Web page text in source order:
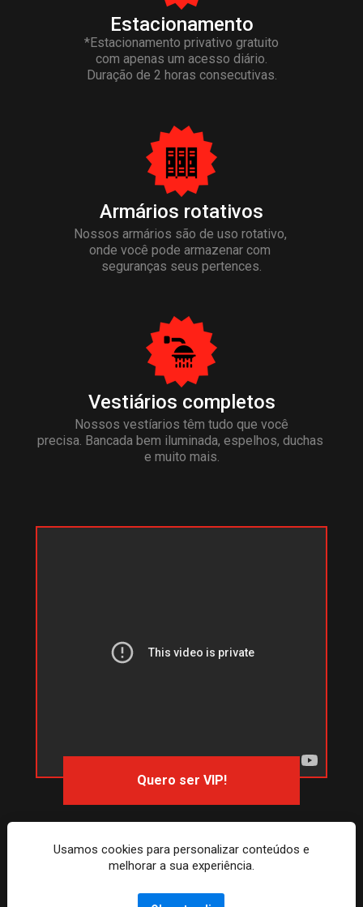
Vestiários completos
Estacionamento
Armários rotativos
Nossos vestíarios têm tudo que você
precisa. Bancada bem iluminada, espelhos, duchas
e muito mais.
*Estacionamento privativo gratuito
com apenas um acesso diário.
Duração de 2 horas consecutivas.
seguranças seus pertences.
Quero ser VIP!
Usamos cookies para personalizar conteúdos e
melhorar a sua experiência.